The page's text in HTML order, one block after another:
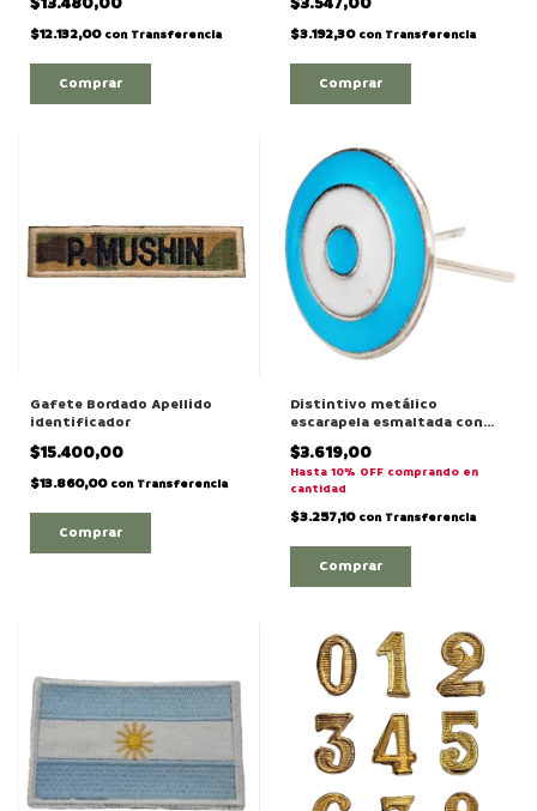
$12.132,00 con Transferencia
Comprar
$3.192,30 con Transferencia
Comprar
Gafete Bordado Apellido
identificador
$15.400,00
$13.860,00 con Transferencia
Comprar
Distintivo metálico
escarapela esmaltada con
pata
$3.619,00
Hasta 10% OFF comprando en
cantidad
$3.257,10 con Transferencia